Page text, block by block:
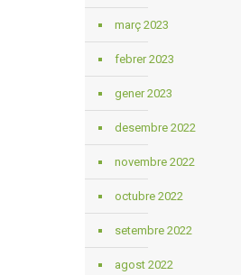
març 2023
febrer 2023
gener 2023
desembre 2022
novembre 2022
octubre 2022
setembre 2022
agost 2022